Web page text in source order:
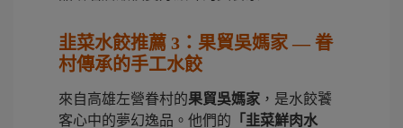
韭菜水餃推薦 3：果貿吳媽家 — 眷
村傳承的手工水餃
來自高雄左營眷村的果貿吳媽家 ，是水餃饕
客心中的夢幻逸品。他們的 「韭菜鮮肉水